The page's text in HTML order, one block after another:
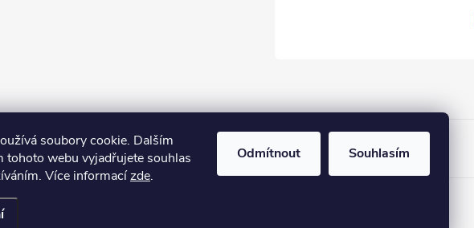
soubory cookie. Dalším
tohoto webu vyjadřujete souhlas
Více informacízde.
Odmítnout Souhlasím